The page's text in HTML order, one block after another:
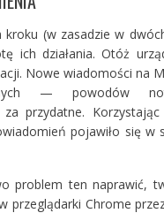
(w zasadzie w
ich działania. Otóż
Nowe wiadomości na
— powodów
przydatne.
pojawiło się w
problem ten naprawić,
przeglądarki Chrome